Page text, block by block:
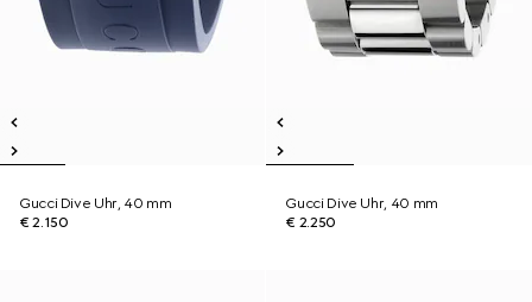
Gucci Dive Uhr, 40 mm
€ 2.150
Gucci Dive Uhr, 40 mm
€ 2.250